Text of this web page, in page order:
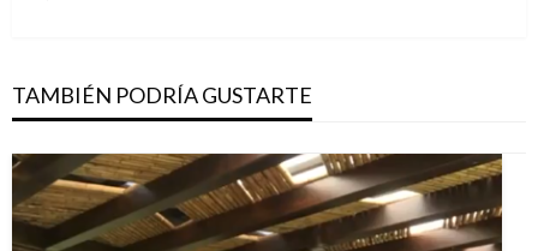
TAMBIÉN PODRÍA GUSTARTE